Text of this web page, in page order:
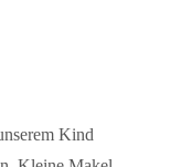
Kind